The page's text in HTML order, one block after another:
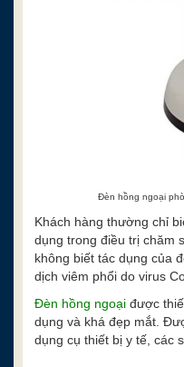
Đèn hồng ngoại
Khách hàng thường chỉ
dụng trong điều trị chăm
không biết tác dụng của
dịch viêm phổi do virus
Đèn hồng ngoại được
dụng và khá đẹp mắt.
dụng cụ thiết bị y tế, các